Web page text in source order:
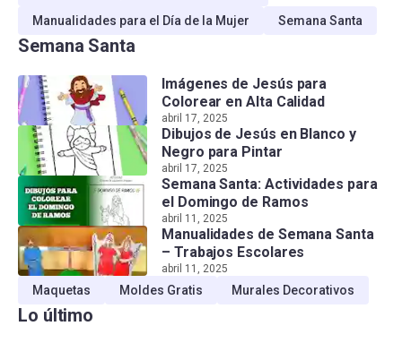
Manualidades para el Día de la Mujer
Semana Santa
Semana Santa
Imágenes de Jesús para
Colorear en Alta Calidad
abril 17, 2025
Dibujos de Jesús en Blanco y
Negro para Pintar
abril 17, 2025
Semana Santa: Actividades para
el Domingo de Ramos
abril 11, 2025
Manualidades de Semana Santa
– Trabajos Escolares
abril 11, 2025
Maquetas Moldes Gratis Murales Decorativos
Lo último